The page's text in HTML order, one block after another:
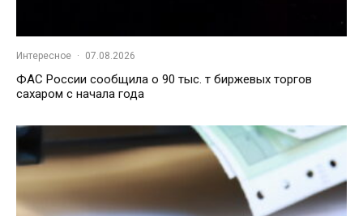
Интересное · 07.08.2026
ФАС России сообщила о 90 тыс. т биржевых торгов
сахаром с начала года